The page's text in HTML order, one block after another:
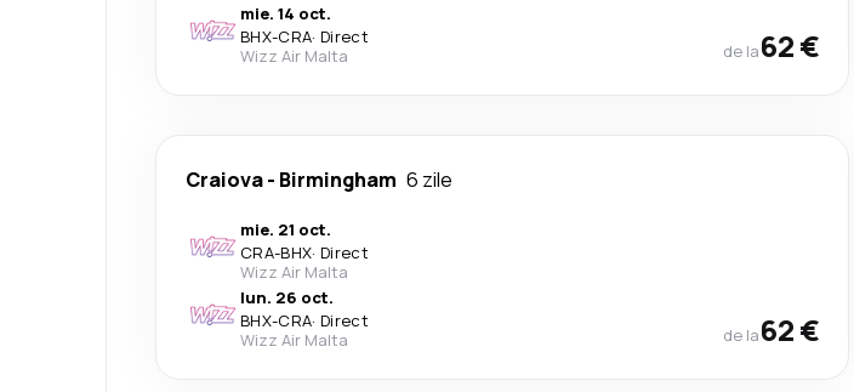
mie. 14 oct.
BHX-CRA· Direct
Wizz Air Malta
de la62 €
Craiova- Birmingham 6 zile
mie. 21 oct.
CRA-BHX· Direct
Wizz Air Malta
lun. 26 oct.
BHX-CRA· Direct
Wizz Air Malta
de la62 €